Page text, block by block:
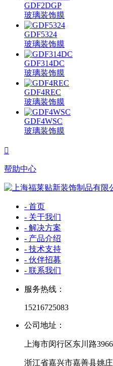
GDF2DGP
玻璃装饰膜
GDF5324
玻璃装饰膜
GDF314DC
玻璃装饰膜
GDF4REC
玻璃装饰膜
GDF4WSC
玻璃装饰膜

帮助中心
- 首页
- 关于我们
- 解决方案
- 产品介绍
- 技术支持
- 伙伴招募
- 联系我们
服务热线：
15216725083
公司地址：
上海市闵行区东川路
浙江省嘉兴市嘉善县姚